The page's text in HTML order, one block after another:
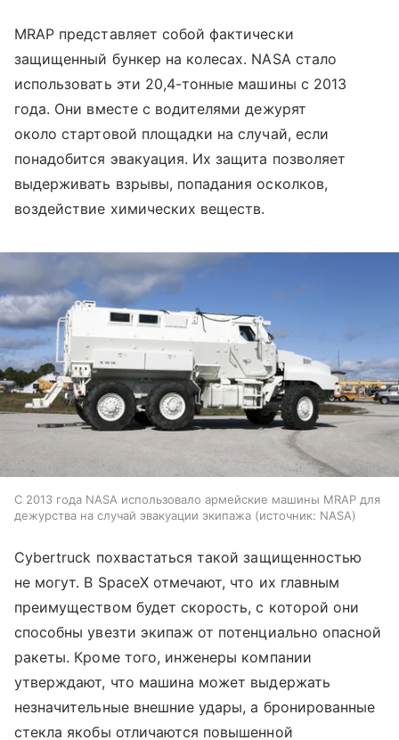
MRAP представляет собой фактически
защищенный бункер на колесах. NASA стало
использовать эти 20,4-тонные машины с 2013
года. Они вместе с водителями дежурят
около стартовой площадки на случай, если
понадобится эвакуация. Их защита позволяет
выдерживать взрывы, попадания осколков,
воздействие химических веществ.
С 2013 года NASA использовало армейские машины MRAP для
дежурства на случай эвакуации экипажа
источник: NASA
Cybertruck похвастаться такой защищенностью
не могут. В SpaceX отмечают, что их главным
преимуществом будет скорость, с которой они
способны увезти экипаж от потенциально опасной
ракеты. Кроме того, инженеры компании
утверждают, что машина может выдержать
незначительные внешние удары, а бронированные
стекла якобы отличаются повышенной